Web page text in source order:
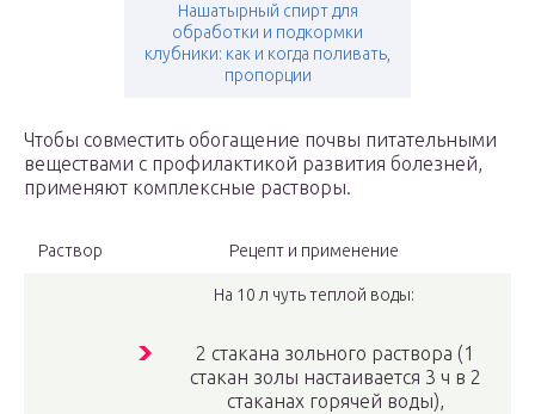
Нашатырный спирт для
обработки и подкормки
клубники: как и когда поливать,
пропорции
Чтобы совместить обогащение почвы питательными
веществами с профилактикой развития болезней,
применяют комплексные растворы.
Раствор Рецепт и применение
На 10 л чуть теплой воды:
2 стакана зольного раствора (1
стакан золы настаивается 3 ч в 2
стаканах горячей воды),